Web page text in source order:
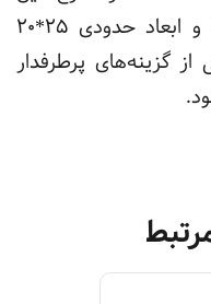
اسباب‌بازی به شکل سگ است و ابعاد حدودی 25*20
گزینه‌های پرطرفدار